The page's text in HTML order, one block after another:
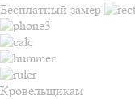
Бесплатный замер
Кровельщикам